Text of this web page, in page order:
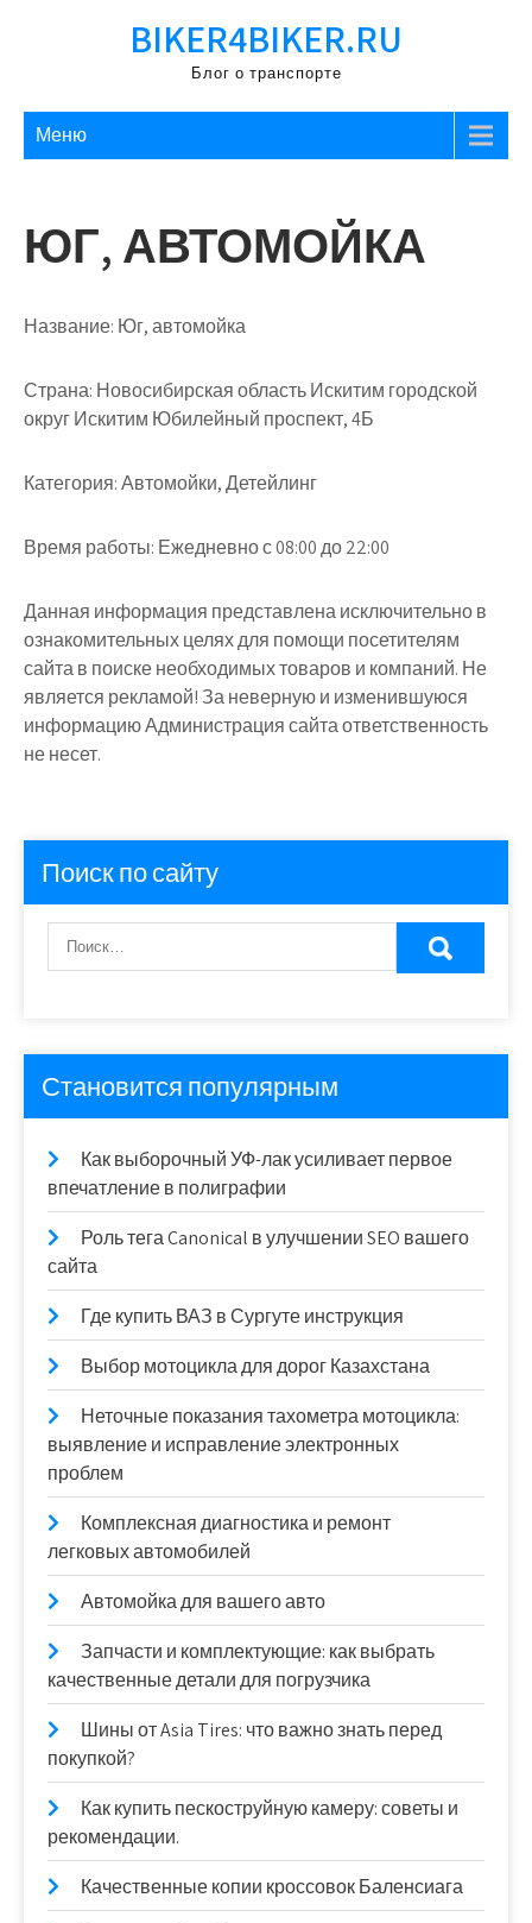
BIKER4BIKER.RU
Блог о транспорте
Меню
ЮГ, АВТОМОЙКА
Название: Юг, автомойка
Страна: Новосибирская область Искитим городской
округ Искитим Юбилейный проспект, 4Б
Категория:Автомойки, Детейлинг
Время работы: Ежедневно с 08:00 до 22:00
Данная информация представлена исключительно в
ознакомительных целях для помощи посетителям
сайта в поиске необходимых товаров и компаний. Не
является рекламой! За неверную и изменившуюся
информацию Администрация сайта ответственность
не несет.
Поиск по сайту
Становится популярным
Как выборочный УФ-лак усиливает первое
впечатление в полиграфии
Роль тега Canonical в улучшении SEO вашего
сайта
Где купить ВАЗ в Сургуте инструкция
Выбор мотоцикла для дорог Казахстана
Неточные показания тахометра мотоцикла:
выявление и исправление электронных
проблем
Комплексная диагностика и ремонт
легковых автомобилей
Автомойка для вашего авто
Запчасти и комплектующие: как выбрать
качественные детали для погрузчика
Шины от Asia Tires: что важно знать перед
покупкой?
Как купить пескоструйную камеру: советы и
рекомендации.
Качественные копии кроссовок Баленсиага